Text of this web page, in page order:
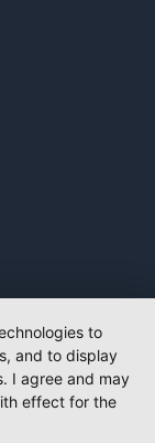
to
and to display
I agree and may
effect for the